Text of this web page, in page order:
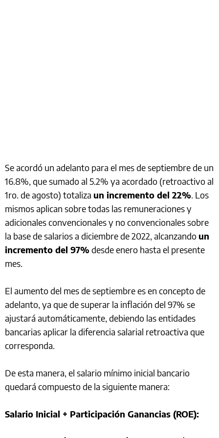
Se acordó un adelanto para el mes de septiembre de un
16.8%, que sumado al 5.2% ya acordado (retroactivo al
1ro. de agosto) totaliza un incremento del 22%. Los
mismos aplican sobre todas las remuneraciones y
adicionales convencionales y no convencionales sobre
la base de salarios a diciembre de 2022, alcanzando un
incremento del 97% desde enero hasta el presente
mes.
El aumento del mes de septiembre es en concepto de
adelanto, ya que de superar la inflación del 97% se
ajustará automáticamente, debiendo las entidades
bancarias aplicar la diferencia salarial retroactiva que
corresponda.
De esta manera, el salario mínimo inicial bancario
quedará compuesto de la siguiente manera:
Salario Inicial + Participación Ganancias (ROE):